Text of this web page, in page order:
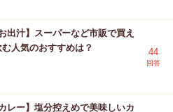
出汁】スーパーなど市販で買え
人気のおすすめは？
44
回答
カレー】塩分控えめで美味しいカ